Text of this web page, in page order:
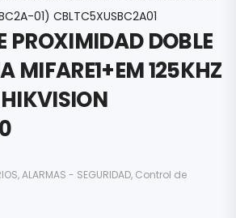
01) CBLTC5XUSBC2A01
PROXIMIDAD DOBLE
MIFARE1+EM 125KHZ
,ALARMAS - SEGURIDAD, Control de